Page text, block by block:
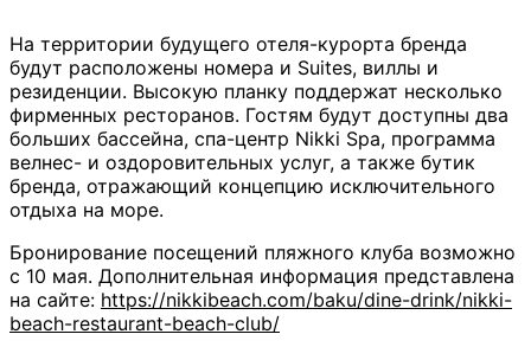
На территории будущего отеля-курорта бренда
будут расположены номера и Suites, виллы и
резиденции. Высокую планку поддержат несколько
фирменных ресторанов. Гостям будут доступны два
больших бассейна, спа-центр Nikki Spa, программа
велнес- и оздоровительных услуг, а также бутик
бренда, отражающий концепцию исключительного
отдыха на море.
Бронирование посещений пляжного клуба возможно
с 10 мая. Дополнительная информация представлена
на сайте: https://nikkibeach.com/baku/dine-drink/nikki-
beach-restaurant-beach-club/